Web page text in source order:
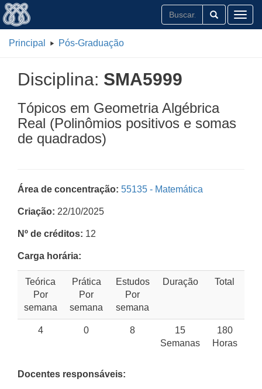
Principal Pós-Graduação
Disciplina: SMA5999
Tópicos em Geometria Algébrica
Real (Polinômios positivos e somas
de quadrados)
Área de concentração: 55135 - Matemática
Criação: 22/10/2025
Nº de créditos: 12
Carga horária:
Teórica
Por
semana
Prática
Por
semana
Estudos
Por
semana
Duração Total
4 0 8
15
Semanas
180
Horas
Docentes responsáveis: